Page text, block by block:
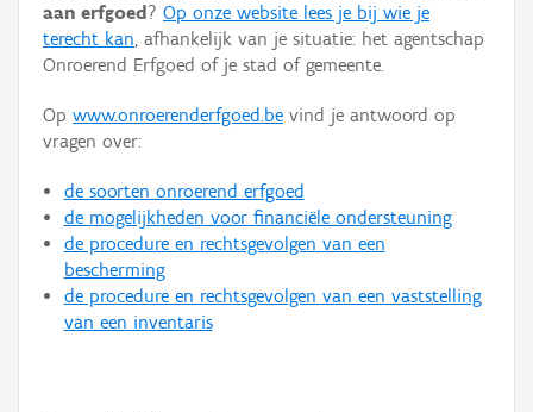
Hergebruik
Aanmelden
aan erfgoed ? Op onze website lees je bij wie je
terecht kan, afhankelijk van je situatie: het agentschap
Onroerend Erfgoed of je stad of gemeente.
Op www.onroerenderfgoed.be vind je antwoord op
vragen over:
de soorten onroerend erfgoed
de mogelijkheden voor financiële ondersteuning
de procedure en rechtsgevolgen van een
bescherming
de procedure en rechtsgevolgen van een vaststelling
van een inventaris